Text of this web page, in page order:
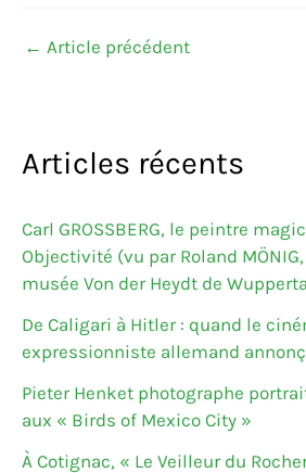
← Article précédent
Articles récents
Carl GROSSBERG, le peintre
Objectivité (vu par Roland
musée Von der Heydt de
De Caligari à Hitler : quand le
expressionniste allemand
Pieter Henket photographe
aux « Birds of Mexico City »
À Cotignac, « Le Veilleur du